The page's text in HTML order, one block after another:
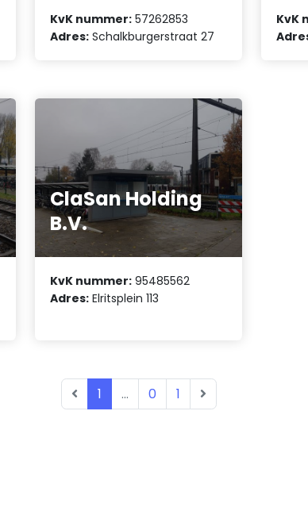
KvK nummer: 57262853
Adres: Schalkburgerstraat 27
KvK
ClaSan Holding
B.V.
KvK nummer: 95485562
Adres: Elritsplein 113
1 ... 0 1